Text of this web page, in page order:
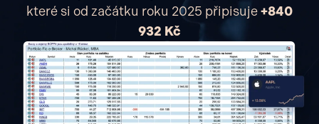
které si od začátku roku 2025 připisuje+840
932 Kč